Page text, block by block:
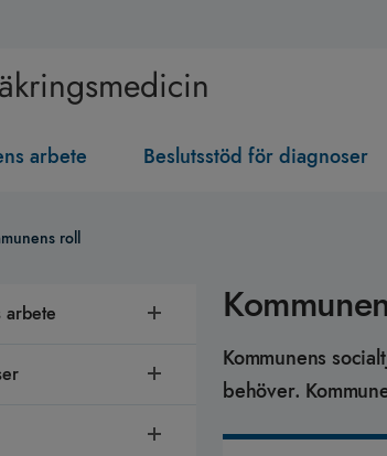
arbete Beslutsstöd för diagnoser
roll
arbete
Kommunens
behöver.